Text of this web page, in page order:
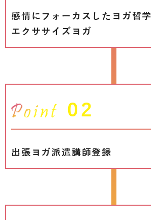
感情にフォーカスしたヨガ哲学
エクササイズヨガ
02
出張ヨガ派遣講師登録